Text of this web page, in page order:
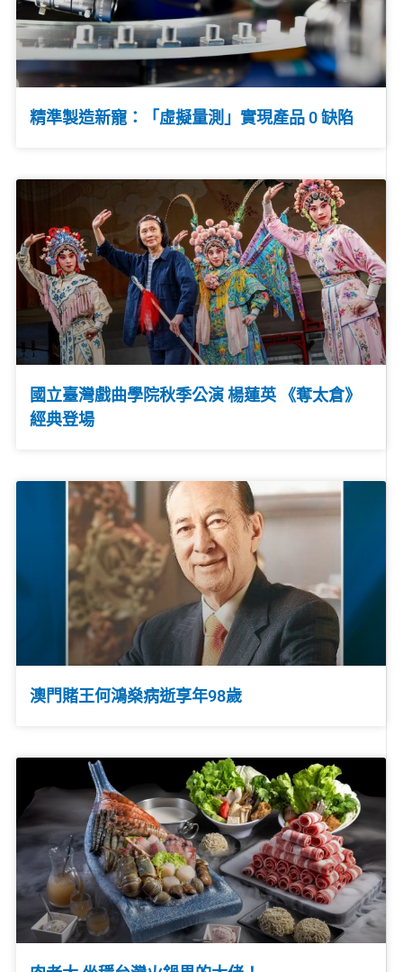
精準製造新寵：「虛擬量測」實現產品 0 缺陷
國立臺灣戲曲學院秋季公演 楊蓮英 《奪太倉》
經典登場
澳門賭王何鴻燊病逝享年98歲